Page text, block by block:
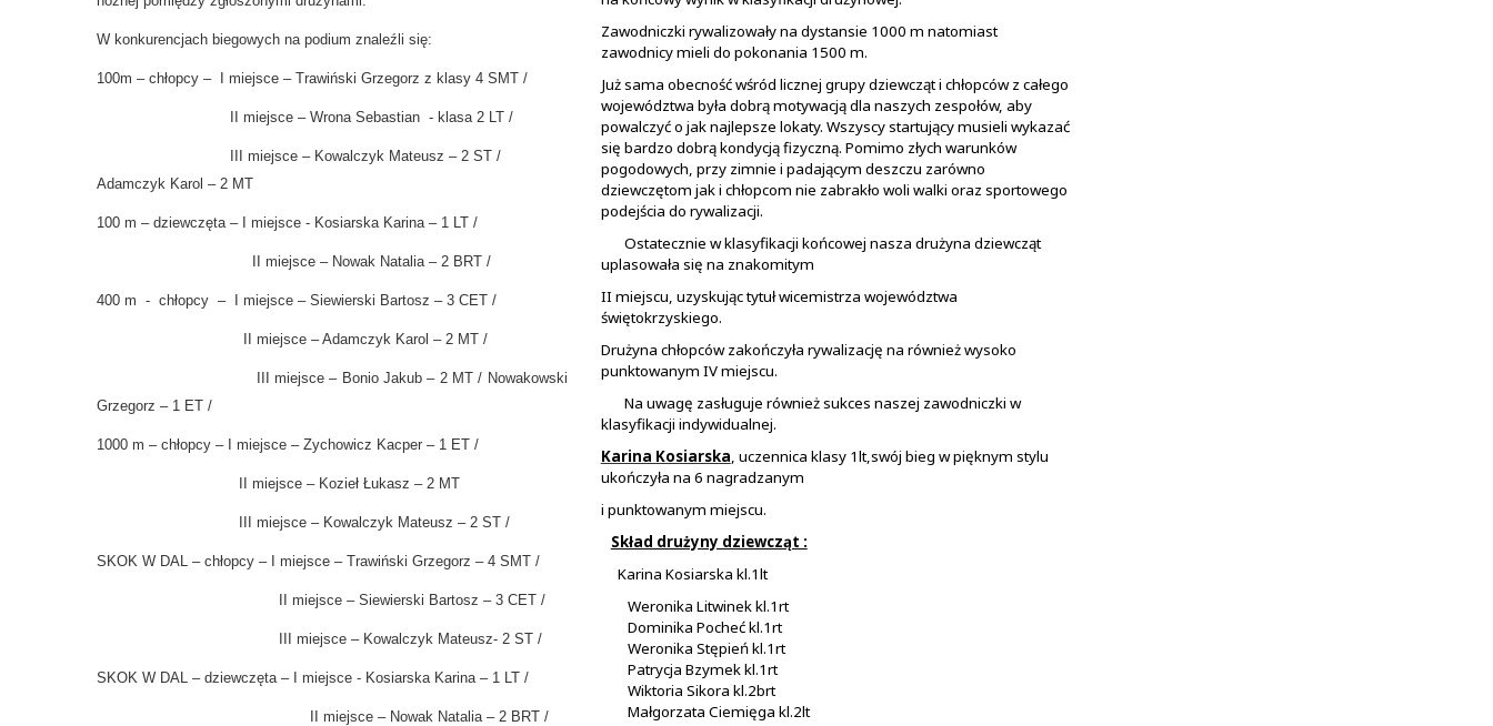
W konkurencjach biegowych na podium znaleźli się:
100m – chłopcy – I miejsce – Trawiński Grzegorz z klasy 4 SMT /
II miejsce – Wrona Sebastian - klasa 2 LT /
III miejsce – Kowalczyk Mateusz – 2 ST /
Adamczyk Karol – 2 MT
100 m – dziewczęta – I miejsce - Kosiarska Karina – 1 LT /
II miejsce – Nowak Natalia – 2 BRT /
400 m - chłopcy – I miejsce – Siewierski Bartosz – 3 CET /
II miejsce – Adamczyk Karol – 2 MT /
III miejsce – Bonio Jakub – 2 MT / Nowakowski
Grzegorz – 1 ET /
1000 m – chłopcy – I miejsce – Zychowicz Kacper – 1 ET /
II miejsce – Kozieł Łukasz – 2 MT
III miejsce – Kowalczyk Mateusz – 2 ST /
SKOK W DAL – chłopcy – I miejsce – Trawiński Grzegorz – 4 SMT /
II miejsce – Siewierski Bartosz – 3 CET /
III miejsce – Kowalczyk Mateusz- 2 ST /
SKOK W DAL – dziewczęta – I miejsce - Kosiarska Karina – 1 LT /
II miejsce – Nowak Natalia – 2 BRT /
Zawodniczki rywalizowały na dystansie 1000 m natomiast
zawodnicy mieli do pokonania 1500 m.
Już sama obecność wśród licznej grupy dziewcząt i chłopców z całego
województwa była dobrą motywacją dla naszych zespołów, aby
powalczyć o jak najlepsze lokaty. Wszyscy startujący musieli wykazać
się bardzo dobrą kondycją fizyczną. Pomimo złych warunków
pogodowych, przy zimnie i padającym deszczu zarówno
dziewczętom jak i chłopcom nie zabrakło woli walki oraz sportowego
podejścia do rywalizacji.
Ostatecznie w klasyfikacji końcowej nasza drużyna dziewcząt
uplasowała się na znakomitym
II miejscu, uzyskując tytuł wicemistrza województwa
świętokrzyskiego.
Drużyna chłopców zakończyła rywalizację na również wysoko
punktowanym IV miejscu.
Na uwagę zasługuje również sukces naszej zawodniczki w
klasyfikacji indywidualnej.
Karina Kosiarska, uczennica klasy 1lt,swój bieg w pięknym stylu
ukończyła na 6 nagradzanym
i punktowanym miejscu.
Skład drużyny dziewcząt :
Karina Kosiarska kl.1lt
Weronika Litwinek kl.1rt
Dominika Pocheć kl.1rt
Weronika Stępień kl.1rt
Patrycja Bzymek kl.1rt
Wiktoria Sikora kl.2brt
Małgorzata Ciemięga kl.2lt